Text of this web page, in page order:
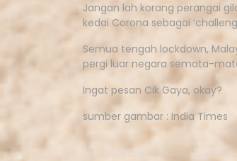
Jangan lah korang perangai
kedai Corona sebagai
Semua tengah lockdown,
pergi luar negara semata-
Ingat pesan Cik Gaya, okay?
sumber gambar : India Times